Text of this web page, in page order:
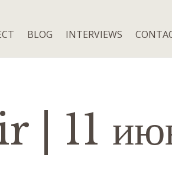
BLOG INTERVIEWS
| 11